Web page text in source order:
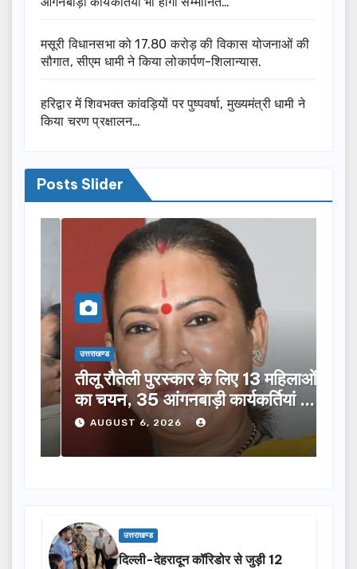
मसूरी विधानसभा को 17.80 करोड़ की विकास योजनाओं की
सौगात, सीएम धामी ने किया लोकार्पण-शिलान्यास.
हरिद्वार में शिवभक्त कांवड़ियों पर पुष्पवर्षा, मुख्यमंत्री धामी ने
किया चरण प्रक्षालन…
Posts Slider
उत्तराखण्ड
तीलू रौतेली पुरस्कार के लिए 13 महिलाओं
का चयन, 35 आंगनबाड़ी कार्यकर्तियां भी
होंगी सम्मानित…
AUGUST 6, 2026
उत्तराखण्ड
दिल्ली-देहरादून कॉरिडोर से जुड़ी 12